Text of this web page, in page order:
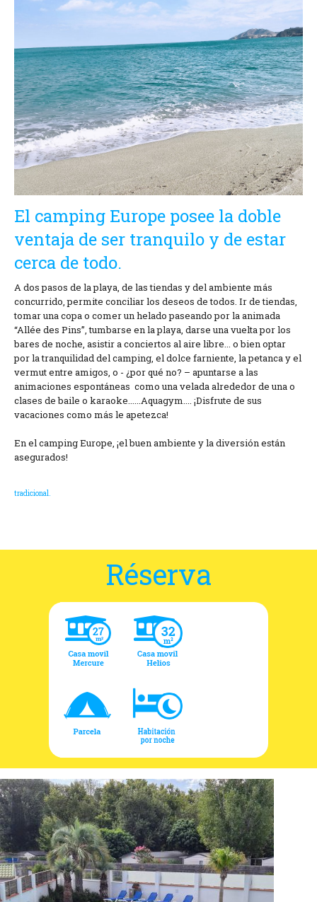
Situación y acceso
Documentación
Noticias
Casa móvil y tarifas
Parcela y tarifas
Habitación por noche y precios
El camping Europe posee la doble
ventaja de ser tranquilo y de estar
cerca de todo.
A dos pasos de la playa, de las tiendas y del ambiente más
concurrido, permite conciliar los deseos de todos. Ir de tiendas,
tomar una copa o comer un helado paseando por la animada
“Allée des Pins”, tumbarse en la playa, darse una vuelta por los
bares de noche, asistir a conciertos al aire libre... o bien optar
por la tranquilidad del camping, el dolce farniente, la petanca y el
vermut entre amigos, o - ¿por qué no? – apuntarse a las
animaciones espontáneas como una velada alrededor de una o
clases de baile o karaoke......Aquagym.... ¡Disfrute de sus
vacaciones como más le apetezca!
En el camping Europe, ¡el buen ambiente y la diversión están
asegurados!
tradicional.
Réserva